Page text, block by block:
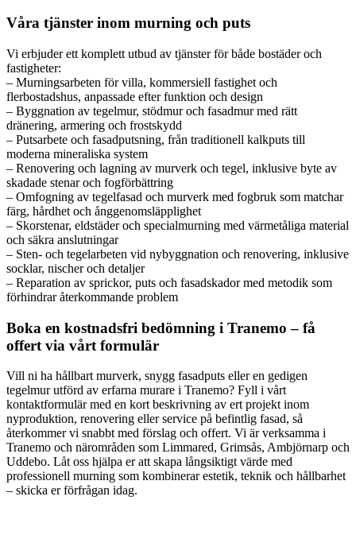
Våra tjänster inom murning och puts
Vi erbjuder ett komplett utbud av tjänster för både bostäder och
fastigheter:
– Murningsarbeten för villa, kommersiell fastighet och
flerbostadshus, anpassade efter funktion och design
– Byggnation av tegelmur, stödmur och fasadmur med rätt
dränering, armering och frostskydd
– Putsarbete och fasadputsning, från traditionell kalkputs till
moderna mineraliska system
– Renovering och lagning av murverk och tegel, inklusive byte av
skadade stenar och fogförbättring
– Omfogning av tegelfasad och murverk med fogbruk som matchar
färg, hårdhet och ånggenomsläpplighet
– Skorstenar, eldstäder och specialmurning med värmetåliga material
och säkra anslutningar
– Sten- och tegelarbeten vid nybyggnation och renovering, inklusive
socklar, nischer och detaljer
– Reparation av sprickor, puts och fasadskador med metodik som
förhindrar återkommande problem
Boka en kostnadsfri bedömning i Tranemo – få
offert via vårt formulär
Vill ni ha hållbart murverk, snygg fasadputs eller en gedigen
tegelmur utförd av erfarna murare i Tranemo? Fyll i vårt
kontaktformulär med en kort beskrivning av ert projekt inom
nyproduktion, renovering eller service på befintlig fasad, så
återkommer vi snabbt med förslag och offert. Vi är verksamma i
Tranemo och närområden som Limmared, Grimsås, Ambjörnarp och
Uddebo. Låt oss hjälpa er att skapa långsiktigt värde med
professionell murning som kombinerar estetik, teknik och hållbarhet
– skicka er förfrågan idag.